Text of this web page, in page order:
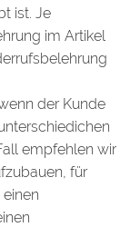
ist. Je
im Artikel
der Kunde
empfehlen wir
für